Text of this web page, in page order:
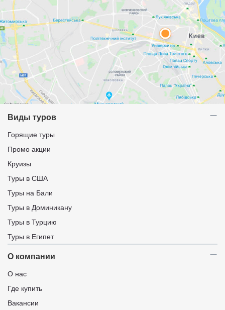
Виды туров
Горящие туры
Промо акции
Круизы
Туры в США
Туры на Бали
Туры в Доминикану
Туры в Турцию
Туры в Египет
О компании
О нас
Где купить
Вакансии